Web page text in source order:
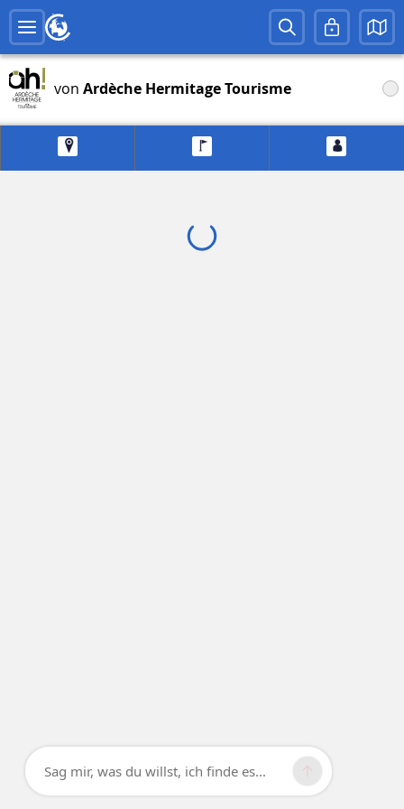
von Ardèche Hermitage Tourisme
Sag mir, was du willst, ich finde es...